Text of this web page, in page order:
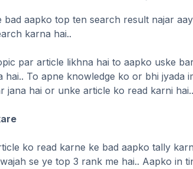
bad aapko top ten search result najar
karna hai..
par article likhna hai to aapko uske
hai.. To apne knowledge ko or bhi jyada
jana hai or unke article ko read karni hai..
ko read karne ke bad aapko tally
se ye top 3 rank me hai.. Aapko in